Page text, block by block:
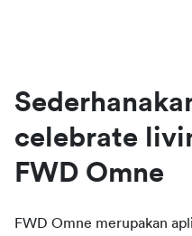
celebrate
FWD Omne
FWD Omne merupakan